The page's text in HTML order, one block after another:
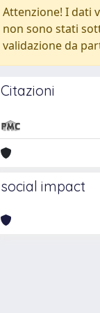
Attenzione! I dati
non sono stati
validazione da
Citazioni
social impact